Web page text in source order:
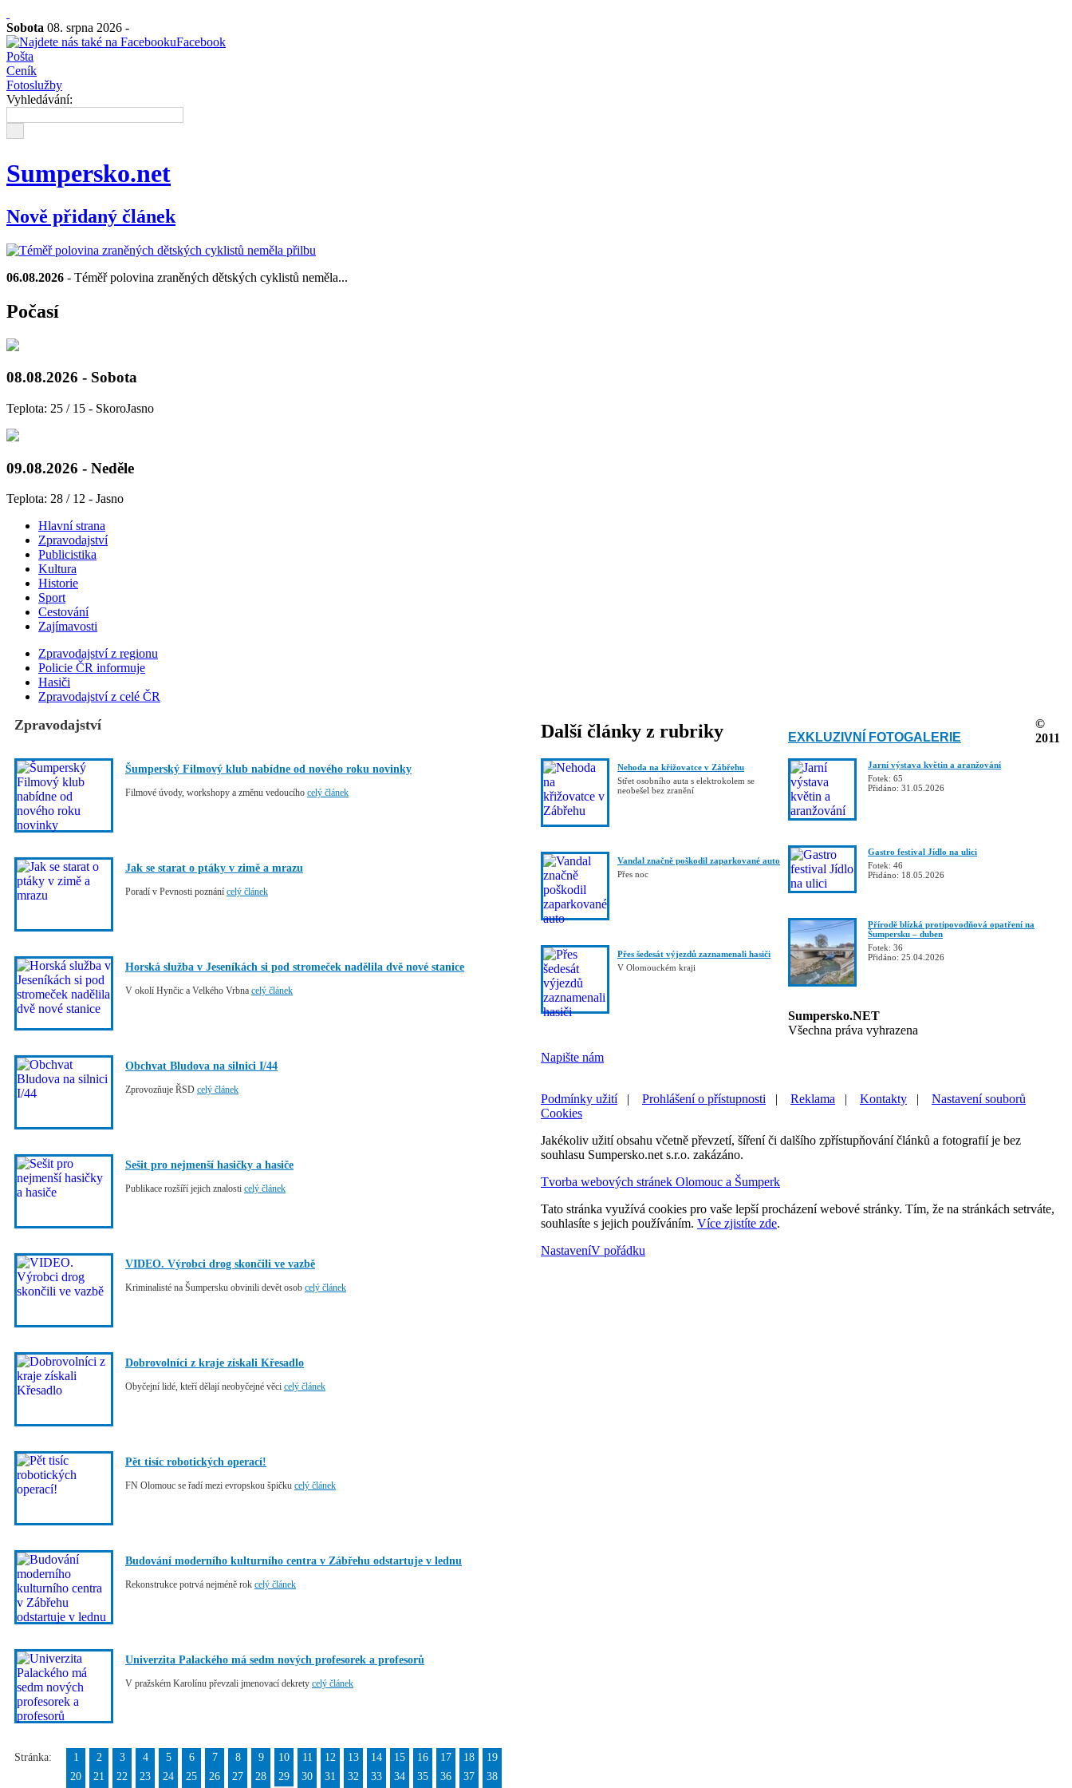
Sobota 08. srpna 2026 -
Facebook
Pošta
Ceník
Fotoslužby
Vyhledávání:
Sumpersko.net
Nově přidaný článek
06.08.2026 - Téměř polovina zraněných dětských cyklistů neměla...
Počasí
08.08.2026 - Sobota
Teplota: 25 / 15 - SkoroJasno
09.08.2026 - Neděle
Teplota: 28 / 12 - Jasno
Hlavní strana
Zpravodajství
Publicistika
Kultura
Historie
Sport
Cestování
Zajímavosti
Zpravodajství z regionu
Policie ČR informuje
Hasiči
Zpravodajství z celé ČR
Zpravodajství
Šumperský Filmový klub nabídne od nového roku novinky
Filmové úvody, workshopy a změnu vedoucího celý článek
Jak se starat o ptáky v zimě a mrazu
Poradí v Pevnosti poznání celý článek
Horská služba v Jeseníkách si pod stromeček nadělila dvě nové stanice
V okolí Hynčic a Velkého Vrbna celý článek
Obchvat Bludova na silnici I/44
Zprovozňuje ŘSD celý článek
Sešit pro nejmenší hasičky a hasiče
Publikace rozšíří jejich znalosti celý článek
VIDEO. Výrobci drog skončili ve vazbě
Kriminalisté na Šumpersku obvinili devět osob celý článek
Dobrovolníci z kraje získali Křesadlo
Obyčejní lidé, kteří dělají neobyčejné věci celý článek
Pět tisíc robotických operací!
FN Olomouc se řadí mezi evropskou špičku celý článek
Budování moderního kulturního centra v Zábřehu odstartuje v lednu
Rekonstrukce potrvá nejméně rok celý článek
Univerzita Palackého má sedm nových profesorek a profesorů
V pražském Karolínu převzali jmenovací dekrety celý článek
Stránka: 1 2 3 4 5 6 7 8 9 10 11 12 13 14 15 16 17 18
19
20
21 22 23 24 25 26 27 28 29 30 31 32 33 34 35 36 37 38
Další články z rubriky
Nehoda na křižovatce v Zábřehu
Střet osobního auta s elektrokolem se
neobešel bez zranění
Vandal značně poškodil zaparkované auto
Přes noc
Přes šedesát výjezdů zaznamenali hasiči
V Olomouckém kraji
EXKLUZIVNÍ FOTOGALERIE
Jarní výstava květin a aranžování
Fotek: 65
Přidáno: 31.05.2026
Gastro festival Jídlo na ulici
Fotek: 46
Přidáno: 18.05.2026
Přírodě blízká protipovodňová opatření na
Šumpersku – duben
Fotek: 36
Přidáno: 25.04.2026
©
2011
Sumpersko.NET
Všechna práva vyhrazena
Napište nám
Podmínky užití Prohlášení o přístupnosti Reklama Kontakty
Nastavení souborů
Cookies
Jakékoliv užití obsahu včetně převzetí, šíření či dalšího zpřístupňování článků a fotografií je bez
souhlasu Sumpersko.net s.r.o. zakázáno.
Tvorba webových stránek Olomouc a Šumperk
Tato stránka využívá cookies pro vaše lepší procházení webové stránky. Tím, že na stránkách setrváte,
souhlasíte s jejich používáním. Více zjistíte zde.
NastaveníV pořádku